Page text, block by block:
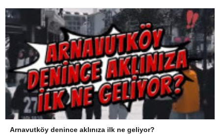
Arnavutköy denince aklınıza ilk ne geliyor?